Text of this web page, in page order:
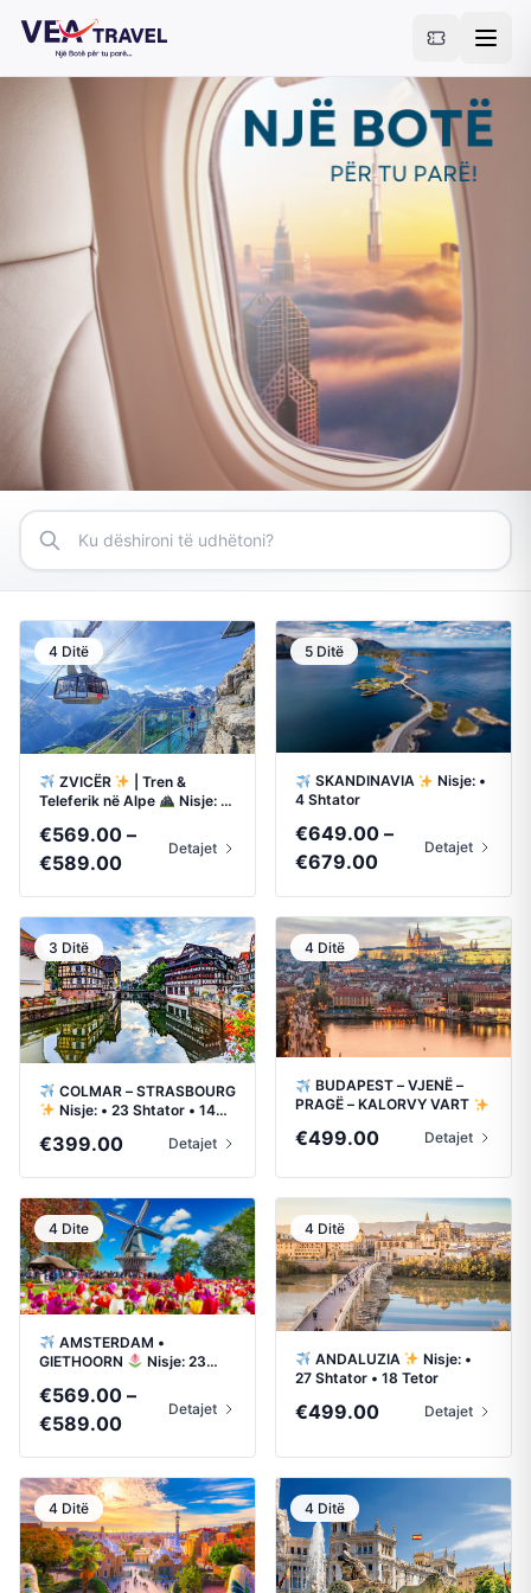
4 Ditë
ZVICËR
| Tren &
Teleferik në Alpe
Nisje: •
€569.00 –
€589.00Price
€569.00
through
€589.00
Detajet
5 Ditë
SKANDINAVIA
Nisje: •
4 Shtator
€649.00 –
€679.00Price
€649.00
through
€679.00
Detajet
3 Ditë
COLMAR – STRASBOURG
Nisje: • 23 Shtator • 14
€399.00 Detajet
4 Ditë
BUDAPEST – VJENË –
PRAGË – KALORVY VART
Tetor
€499.00 Detajet
4 Dite
AMSTERDAM •
GIETHOORN
Nisje: 23
€569.00 –
€589.00Price
range:
€569.00
through
€589.00
Detajet
4 Ditë
ANDALUZIA
Nisje: •
27 Shtator • 18 Tetor
€499.00 Detajet
4 Ditë 4 Ditë